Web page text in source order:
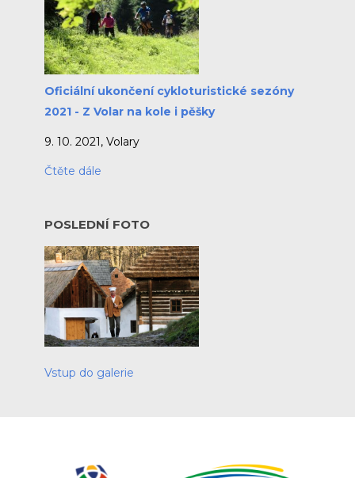
Oficiální ukončení cykloturistické sezóny
2021 - Z Volar na kole i pěšky
9. 10. 2021, Volary
Čtěte dále
POSLEDNÍ FOTO
Vstup do galerie